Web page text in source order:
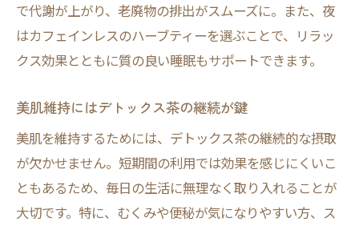
で代謝が上がり、老廃物の排出がスムーズに。また、夜
はカフェインレスのハーブティーを選ぶことで、リラッ
クス効果とともに質の良い睡眠もサポートできます。
美肌維持にはデトックス茶の継続が鍵
美肌を維持するためには、デトックス茶の継続的な摂取
が欠かせません。短期間の利用では効果を感じにくいこ
ともあるため、毎日の生活に無理なく取り入れることが
大切です。特に、むくみや便秘が気になりやすい方、ス